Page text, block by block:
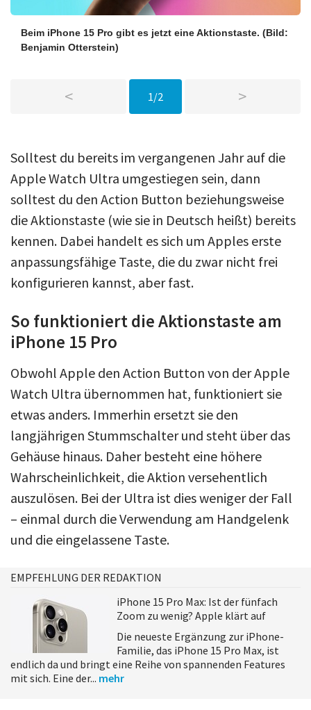
Beim iPhone 15 Pro gibt es jetzt eine Aktionstaste. (Bild:
Benjamin Otterstein)
< 1/2 >
Solltest du bereits im vergangenen Jahr auf die
Apple Watch Ultra umgestiegen sein, dann
solltest du den Action Button beziehungsweise
die Aktionstaste (wie sie in Deutsch heißt) bereits
kennen. Dabei handelt es sich um Apples erste
anpassungsfähige Taste, die du zwar nicht frei
konfigurieren kannst, aber fast.
So funktioniert die Aktionstaste am
iPhone 15 Pro
Obwohl Apple den Action Button von der Apple
Watch Ultra übernommen hat, funktioniert sie
etwas anders. Immerhin ersetzt sie den
langjährigen Stummschalter und steht über das
Gehäuse hinaus. Daher besteht eine höhere
Wahrscheinlichkeit, die Aktion versehentlich
auszulösen. Bei der Ultra ist dies weniger der Fall
– einmal durch die Verwendung am Handgelenk
und die eingelassene Taste.
EMPFEHLUNG DER REDAKTION
iPhone 15 Pro Max: Ist der fünfach
Zoom zu wenig? Apple klärt auf
Die neueste Ergänzung zur iPhone-
Familie, das iPhone 15 Pro Max, ist
endlich da und bringt eine Reihe von spannenden Features
mit sich. Eine der... mehr